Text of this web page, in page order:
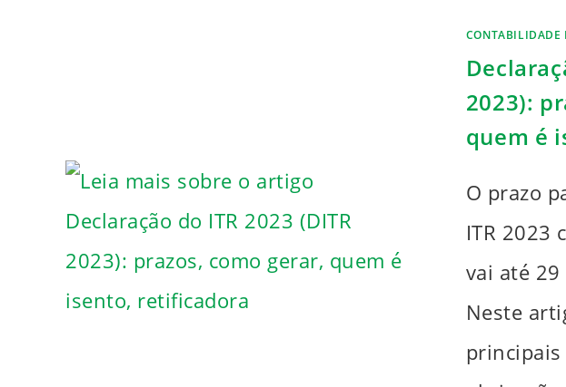
CONTABILIDADE
2023):
quem é
O prazo
ITR 2023
vai até
Neste